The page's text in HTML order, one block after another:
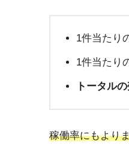
1件当たり
1件当たり
トータル
稼働率にもより